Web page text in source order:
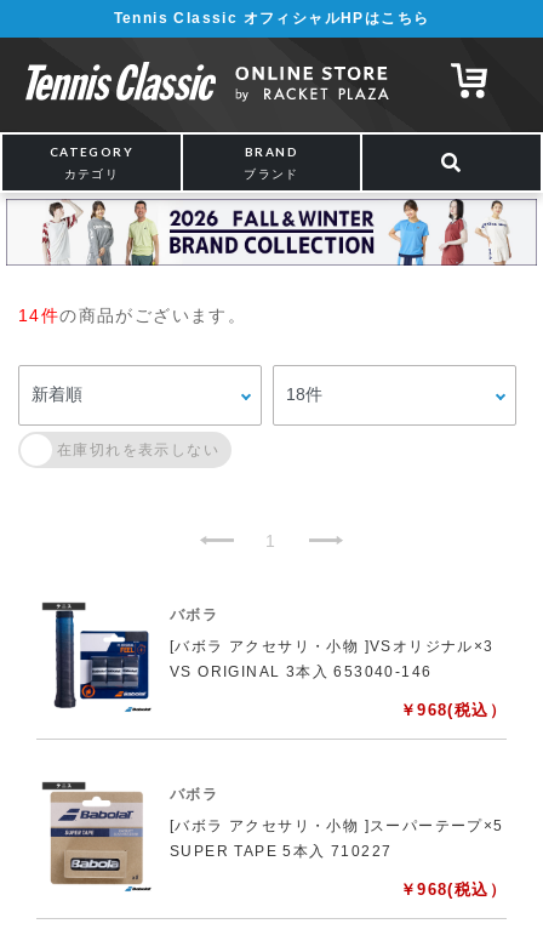
Tennis Classic オフィシャルHPはこちら
CATEGORY
カテゴリ
BRAND
ブランド
14件の商品がございます。
1
バボラ
[バボラ アクセサリ・小物 ]VSオリジナル×3
VS ORIGINAL 3本入 653040-146
￥968(税込）
バボラ
[バボラ アクセサリ・小物 ]スーパーテープ×5
SUPER TAPE 5本入 710227
￥968(税込）